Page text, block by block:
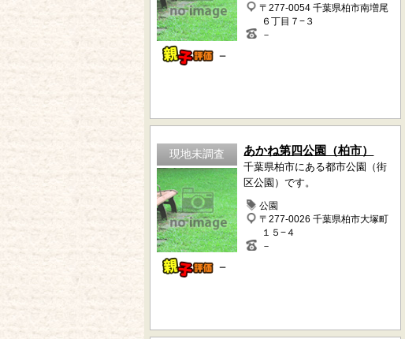
－
〒277-0054 千葉県柏市南増尾
６丁目７−３
－
現地未調査
－
あかね第四公園（柏市）
千葉県柏市にある都市公園（街
区公園）です。
公園
〒277-0026 千葉県柏市大塚町
１５−４
－